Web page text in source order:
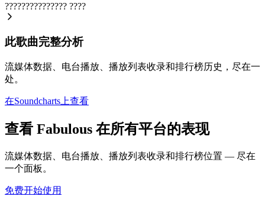
??????????????? ????
此歌曲完整分析
流媒体数据、电台播放、播放列表收录和排行榜历史，尽在一
处。
在Soundcharts上查看
查看 Fabulous 在所有平台的表现
流媒体数据、电台播放、播放列表收录和排行榜位置 — 尽在
一个面板。
免费开始使用